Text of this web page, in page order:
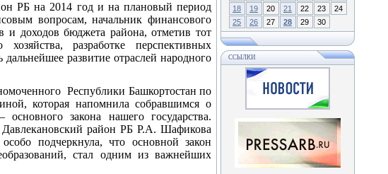
РБ на 2014 год и на плановый период
вопросам, начальник финансового
и доходов бюджета района, отметив тот
разработке перспективных
развитие отраслей народного
Республики Башкортостан по
которая напомнила собравшимся о
закона нашего государства.
район РБ Р.А. Шафикова
подчеркнула, что основной закон
стал одним из важнейших
18
19 20 21 22 23
24
25
26 27 28 29 30
ССЫЛКИ